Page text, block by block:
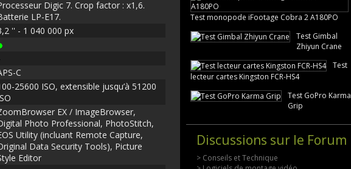
Digic 7. Crop factor : x1,6.
LP-E17.
'' - 1 040 000 px
C
25600 ISO, extensible jusqu’à 51200
EX / ImageBrowser,
Photo Professional, PhotoStitch,
Utility (incluant Remote Capture,
Data Security Tools), Picture
Editor
Test monopode iFootage Cobra 2 A180PO
Test Gimbal
Zhiyun Crane
Test
lecteur cartes Kingston FCR-HS4
Test GoPro Karma
Grip
Discussions sur le Forum
> Conseils et Technique